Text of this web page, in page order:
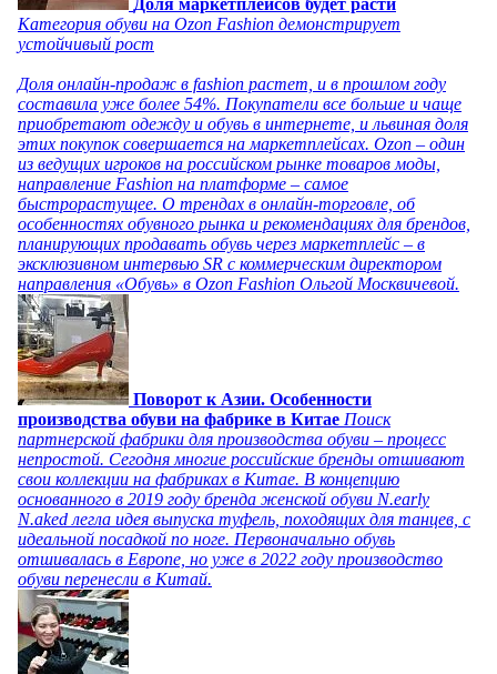
Доля маркетплейсов будет расти
Категория обуви на Ozon Fashion демонстрирует
устойчивый рост
Доля онлайн-продаж в fashion растет, и в прошлом году
составила уже более 54%. Покупатели все больше и чаще
приобретают одежду и обувь в интернете, и львиная доля
этих покупок совершается на маркетплейсах. Ozon – один
из ведущих игроков на российском рынке товаров моды,
направление Fashion на платформе – самое
быстрорастущее. О трендах в онлайн-торговле, об
особенностях обувного рынка и рекомендациях для брендов,
планирующих продавать обувь через маркетплейс – в
эксклюзивном интервью SR с коммерческим директором
направления «Обувь» в Ozon Fashion Ольгой Москвичевой.
Поворот к Азии. Особенности
производства обуви на фабрике в Китае Поиск
партнерской фабрики для производства обуви – процесс
непростой. Сегодня многие российские бренды отшивают
свои коллекции на фабриках в Китае. В концепцию
основанного в 2019 году бренда женской обуви N.early
N.aked легла идея выпуска туфель, походящих для танцев, с
идеальной посадкой по ноге. Первоначально обувь
отшивалась в Европе, но уже в 2022 году производство
обуви перенесли в Китай.